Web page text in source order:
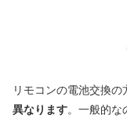
リモコンの電池交換の
異なります。一般的な